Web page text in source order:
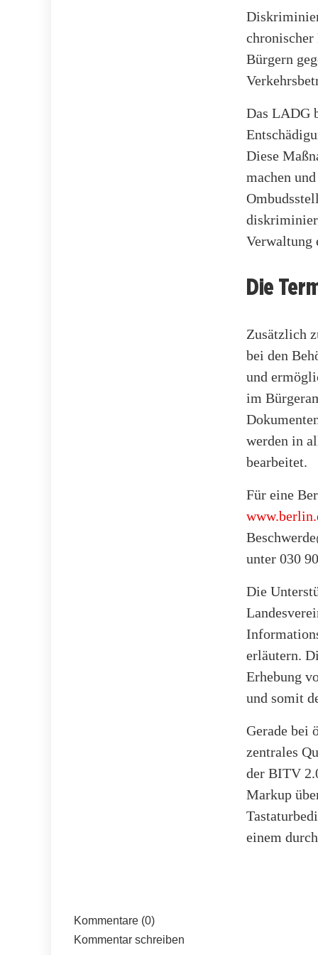
chronischer
Bürgern
Das LADG
Diese
machen
Verwaltung
Die
Zusätzlich
bei den
und
im
werden in
bearbeitet.
Für eine
unter 030
Die
erläutern.
Erhebung
und somit
Gerade bei
zentrales
der BITV
Markup
einem
Kommentare (0)
Kommentar schreiben